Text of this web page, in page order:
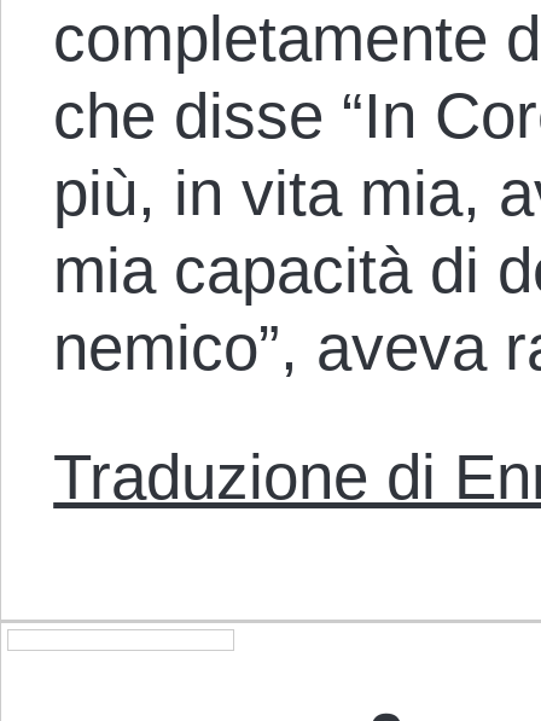
completamente
che disse “In
più, in vita mia,
mia capacità di
nemico”, aveva
Traduzione di